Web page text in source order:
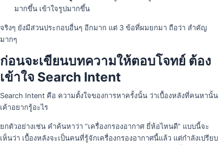
มากขึ้น เข้าใจรูปมากขึ้น
จริงๆ ยังมีส่วนประกอบอื่นๆ อีกมาก แต่ 3 ข้อที่ผมยกมา ถือว่า สำคัญ
มากๆ
ก่อนจะเขียนบทความให้ตอบโจทย์ ต้อง
เข้าใจ Search Intent
Search Intent คือ ความตั้งใจของการหาครั้งนั้น ว่าเบื้องหลังที่คนหานั้น
เค้าอยากรู้อะไร
ยกตัวอย่างเช่น คำค้นหาว่า “เครื่องกรองอากาศ ยี่ห้อไหนดี” แบบนี้จะ
เห็นว่า เบื้องหลังจะเป็นคนที่รู้จักเครื่องกรองอากาศนี้แล้ว แต่กำลังเปรียบ